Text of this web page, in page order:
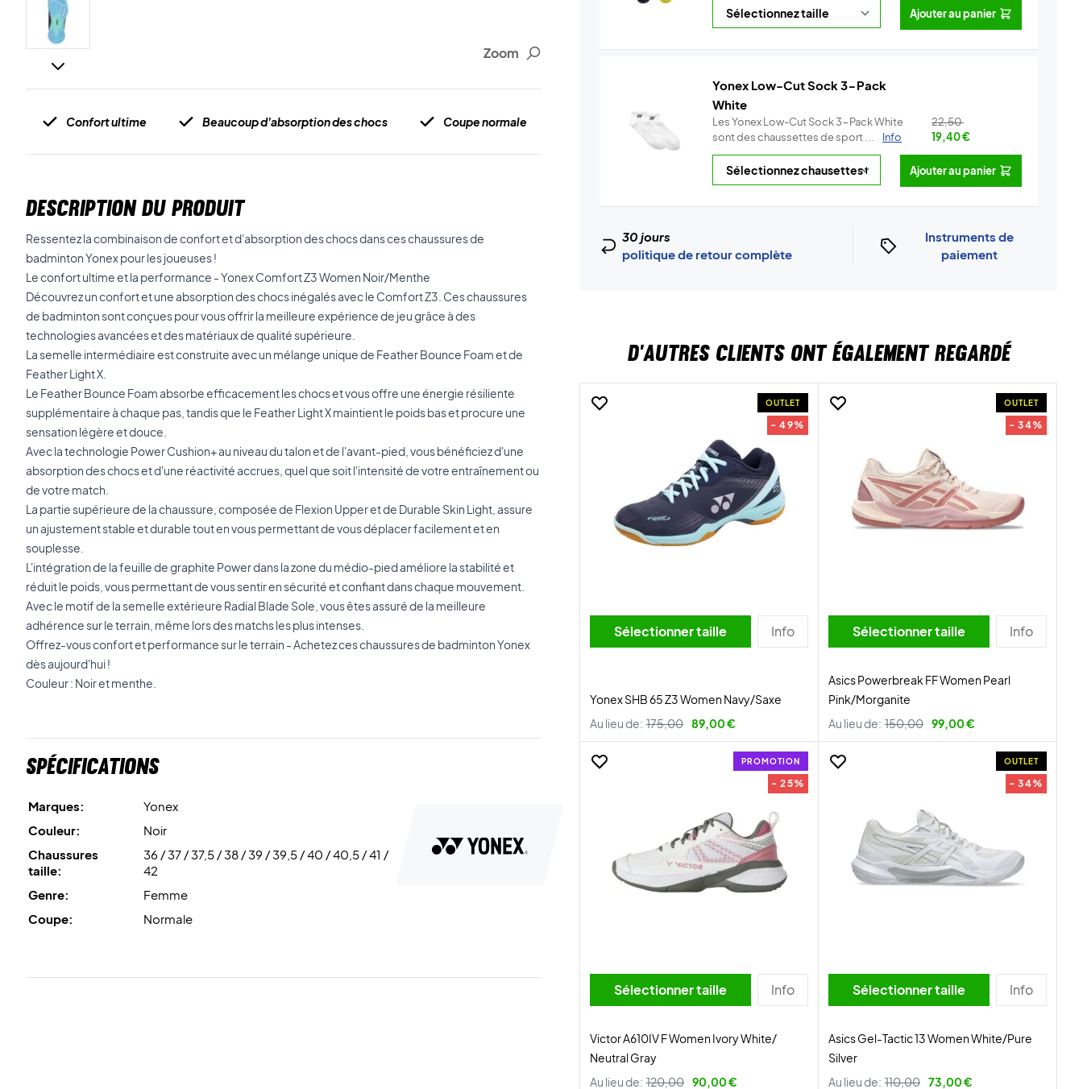
Zoom
Confort ultime Beaucoup d'absorption des chocs Coupe normale
DESCRIPTION DU PRODUIT
Ressentez la combinaison de confort et d'absorption des chocs dans ces chaussures de
badminton Yonex pour les joueuses !
Le confort ultime et la performance - Yonex Comfort Z3 Women Noir/Menthe
Découvrez un confort et une absorption des chocs inégalés avec le Comfort Z3. Ces chaussures
de badminton sont conçues pour vous offrir la meilleure expérience de jeu grâce à des
technologies avancées et des matériaux de qualité supérieure.
La semelle intermédiaire est construite avec un mélange unique de Feather Bounce Foam et de
Feather Light X.
Le Feather Bounce Foam absorbe efficacement les chocs et vous offre une énergie résiliente
supplémentaire à chaque pas, tandis que le Feather Light X maintient le poids bas et procure une
sensation légère et douce.
Avec la technologie Power Cushion+ au niveau du talon et de l'avant-pied, vous bénéficiez d'une
absorption des chocs et d'une réactivité accrues, quel que soit l'intensité de votre entraînement ou
de votre match.
La partie supérieure de la chaussure, composée de Flexion Upper et de Durable Skin Light, assure
un ajustement stable et durable tout en vous permettant de vous déplacer facilement et en
souplesse.
L'intégration de la feuille de graphite Power dans la zone du médio-pied améliore la stabilité et
réduit le poids, vous permettant de vous sentir en sécurité et confiant dans chaque mouvement.
Avec le motif de la semelle extérieure Radial Blade Sole, vous êtes assuré de la meilleure
adhérence sur le terrain, même lors des matchs les plus intenses.
Offrez-vous confort et performance sur le terrain - Achetez ces chaussures de badminton Yonex
dès aujourd'hui !
Couleur : Noir et menthe.
Spécifications
Marques:
Yonex
Couleur:
Noir
Chaussures
taille:
36 / 37 / 37,5 / 38 / 39 / 39,5 / 40 / 40,5 / 41 /
42
Genre:
Femme
Coupe:
Normale
Ajouter au panier
Yonex Low-Cut Sock 3-Pack
White
Les Yonex Low-Cut Sock 3-Pack White
sont des chaussettes de sport ...
Info
22,50
19,40€
Ajouter au panier
30 jours
politique de retour complète
Instruments de
paiement
D'AUTRES CLIENTS ONT ÉGALEMENT REGARDÉ
OUTLET
- 49%
Sélectionner taille Info
Yonex SHB 65 Z3 Women Navy/Saxe
Au lieu de: 175,00 89,00 €
OUTLET
- 34%
Sélectionner taille Info
Asics Powerbreak FF Women Pearl
Pink/Morganite
Au lieu de: 150,00 99,00 €
PROMOTION
- 25%
Sélectionner taille Info
Victor A610IV F Women Ivory White/
Neutral Gray
Au lieu de: 120,00 90,00 €
OUTLET
- 34%
Sélectionner taille Info
Asics Gel-Tactic 13 Women White/Pure
Silver
Au lieu de: 110,00 73,00 €